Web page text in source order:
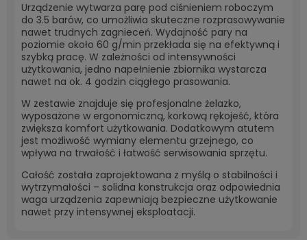
Urządzenie wytwarza parę pod ciśnieniem roboczym
do 3.5 barów, co umożliwia skuteczne rozprasowywanie
nawet trudnych zagnieceń. Wydajność pary na
poziomie około 60 g/min przekłada się na efektywną i
szybką pracę. W zależności od intensywności
użytkowania, jedno napełnienie zbiornika wystarcza
nawet na ok. 4 godzin ciągłego prasowania.
W zestawie znajduje się profesjonalne żelazko,
wyposażone w ergonomiczną, korkową rękojeść, która
zwiększa komfort użytkowania. Dodatkowym atutem
jest możliwość wymiany elementu grzejnego, co
wpływa na trwałość i łatwość serwisowania sprzętu.
Całość została zaprojektowana z myślą o stabilności i
wytrzymałości – solidna konstrukcja oraz odpowiednia
waga urządzenia zapewniają bezpieczne użytkowanie
nawet przy intensywnej eksploatacji.